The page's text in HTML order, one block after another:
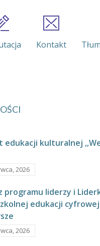
Kontakt
edukacji kulturalnej
2026
programu liderzy i
edukacji cyfrowej
2026